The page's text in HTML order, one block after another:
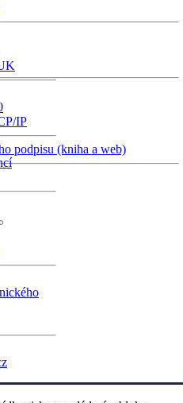
podpisu (kniha a web)
IP